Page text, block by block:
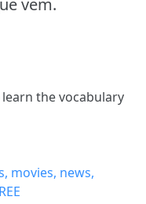
the vocabulary